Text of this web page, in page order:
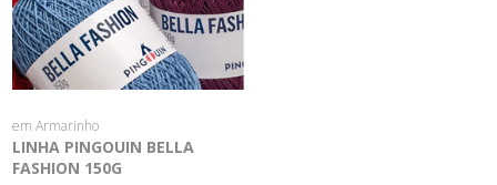
em Armarinho
LINHA PINGOUIN BELLA
FASHION 150G